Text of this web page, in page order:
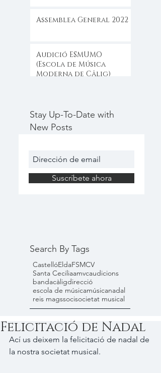
Assemblea General 2022
Audició ESMUMO
(Escola de Música
Moderna de Câlig)
Stay Up-To-Date with
New Posts
Suscríbete ahora
Search By Tags
CastellóEldaFSMCV
Santa Ceciliaamvcaudicions
bandacàligdirecció
escola de músicamúsicanadal
reis magssocisocietat musical
Felicitació de Nadal
Ací us deixem la felicitació de nadal de
la nostra societat musical.